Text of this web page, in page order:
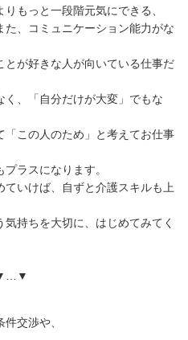
もっと一段階元気にできる、
、コミュニケーション能力がな
が好きな人が向いている仕事だ
く、「自分だけが大変」でもな
「この人のため」と考えてお仕事
ラスになります。
いけば、自ずと介護スキルも上
持ちを大切に、はじめてみてく
交渉や、